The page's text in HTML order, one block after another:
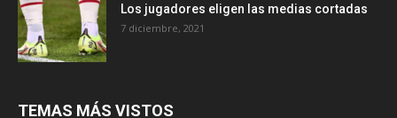
Los jugadores eligen las medias cortadas
7 diciembre, 2021
TEMAS MÁS VISTOS